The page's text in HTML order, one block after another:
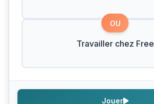
OU
Travailler chez Free
Jouer